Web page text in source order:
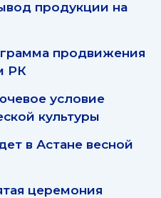
продукции на
продвижения
РК
условие
культуры
в Астане весной
церемония